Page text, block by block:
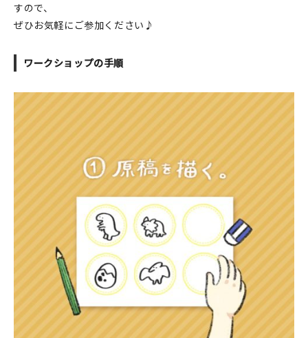
すので、
ぜひお気軽にご参加ください♪
ワークショップの手順